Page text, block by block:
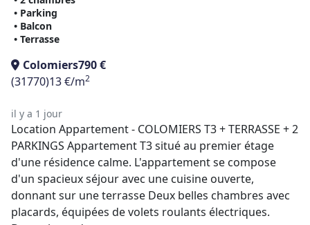
• Parking
• Balcon
• Terrasse
Colomiers790 €
(31770)13 €/m2
il y a 1 jour
Location Appartement - COLOMIERS T3 + TERRASSE + 2
PARKINGS Appartement T3 situé au premier étage
d'une résidence calme. L'appartement se compose
d'un spacieux séjour avec une cuisine ouverte,
donnant sur une terrasse Deux belles chambres avec
placards, équipées de volets roulants électriques.